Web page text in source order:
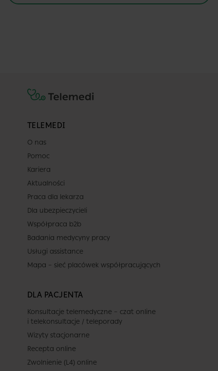
TELEMEDI
O nas
Pomoc
Kariera
Aktualności
Praca dla lekarza
Dla ubezpieczycieli
Współpraca b2b
Badania medycyny pracy
Usługi assistance
Mapa – sieć placówek współpracujących
DLA PACJENTA
Konsultacje telemedyczne – czat online
i telekonsultacje / teleporady
Wizyty stacjonarne
Recepta online
Zwolnienie (L4) online